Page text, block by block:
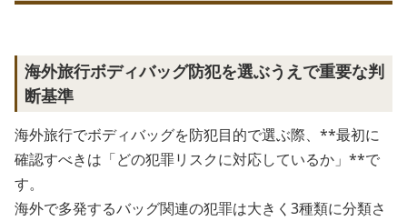
海外旅行ボディバッグ防犯を選ぶうえで重要な判
断基準
海外旅行でボディバッグを防犯目的で選ぶ際、**最初に
確認すべきは「どの犯罪リスクに対応しているか」**で
す。
海外で多発するバッグ関連の犯罪は大きく3種類に分類さ